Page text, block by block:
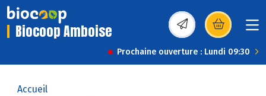
Biocoop Amboise (s’ouvre dans une
Prochaine ouverture : Lundi 09:30
Accueil